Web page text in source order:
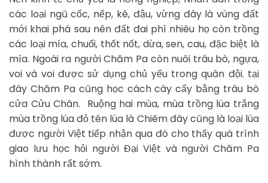
các loại ngũ cốc, nếp, kê, đậu, vừng đây là vùng đất
mới khai phá sau nên đất đai phì nhiêu họ còn trồng
các loại mía, chuối, thốt nốt, dừa, sen, cau, đặc biệt là
mía. Ngoài ra người Chăm Pa còn nuôi trâu bò, ngựa,
voi và voi được sử dụng chủ yếu trong quân đội. tại
đây Chăm Pa cũng học cách cày cấy bằng trâu bò
cửa Cửu Chân. Ruộng hai mùa, mùa trồng lúa trắng
mùa trồng lúa đỏ tên lúa là Chiêm đây cũng là loại lúa
được người Việt tiếp nhận qua đó cho thấy quá trình
giao lưu học hỏi người Đại Việt và người Chăm Pa
hình thành rất sớm.